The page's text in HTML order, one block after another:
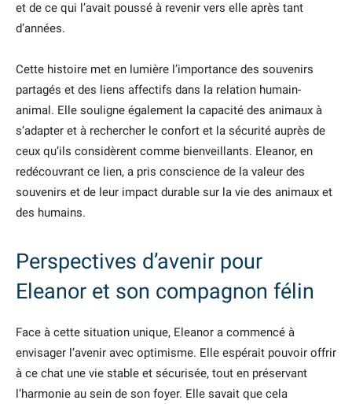
et de ce qui l’avait poussé à revenir vers elle après tant
d’années.
Cette histoire met en lumière l’importance des souvenirs
partagés et des liens affectifs dans la relation humain-
animal. Elle souligne également la capacité des animaux à
s’adapter et à rechercher le confort et la sécurité auprès de
ceux qu’ils considèrent comme bienveillants. Eleanor, en
redécouvrant ce lien, a pris conscience de la valeur des
souvenirs et de leur impact durable sur la vie des animaux et
des humains.
Perspectives d’avenir pour
Eleanor et son compagnon félin
Face à cette situation unique, Eleanor a commencé à
envisager l’avenir avec optimisme. Elle espérait pouvoir offrir
à ce chat une vie stable et sécurisée, tout en préservant
l’harmonie au sein de son foyer. Elle savait que cela